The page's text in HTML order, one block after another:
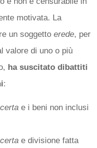
motivata. La
un soggetto erede, per
valore di uno o più
ha suscitato dibattiti
:
e i beni non inclusi
e divisione fatta